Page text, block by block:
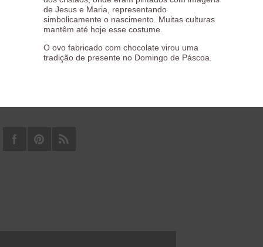
de Jesus e Maria, representando
simbolicamente o nascimento. Muitas culturas
mantêm até hoje esse costume.
O ovo fabricado com chocolate virou uma
tradição de presente no Domingo de Páscoa.